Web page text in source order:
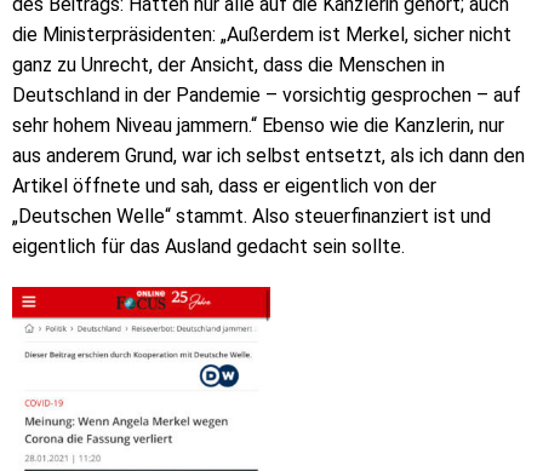
die Ministerpräsidenten: „Außerdem ist Merkel, sicher nicht
ganz zu Unrecht, der Ansicht, dass die Menschen in
Deutschland in der Pandemie – vorsichtig gesprochen – auf
sehr hohem Niveau jammern.“ Ebenso wie die Kanzlerin, nur
aus anderem Grund, war ich selbst entsetzt, als ich dann den
Artikel öffnete und sah, dass er eigentlich von der
„Deutschen Welle“ stammt. Also steuerfinanziert ist und
eigentlich für das Ausland gedacht sein sollte.